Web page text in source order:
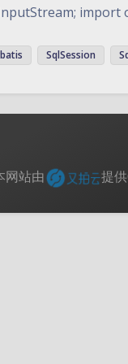
import
SqlSession
网站由
提